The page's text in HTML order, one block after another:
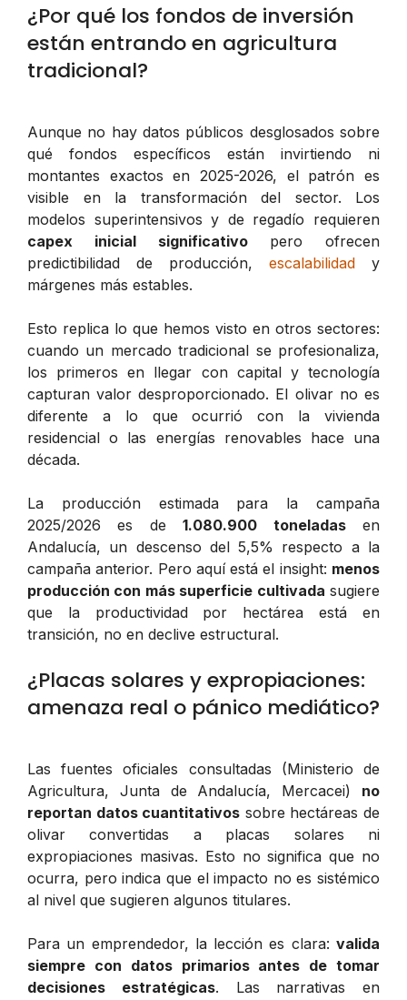
¿Por qué los fondos de inversión
están entrando en agricultura
tradicional?
Aunque no hay datos públicos desglosados sobre
qué fondos específicos están invirtiendo ni
montantes exactos en 2025-2026, el patrón es
visible en la transformación del sector. Los
modelos superintensivos y de regadío requieren
capex inicial significativopero ofrecen
predictibilidad de producción, escalabilidad y
márgenes más estables.
Esto replica lo que hemos visto en otros sectores:
cuando un mercado tradicional se profesionaliza,
los primeros en llegar con capital y tecnología
capturan valor desproporcionado. El olivar no es
diferente a lo que ocurrió con la vivienda
residencial o las energías renovables hace una
década.
La producción estimada para la campaña
2025/2026 es de1.080.900 toneladasen
Andalucía, un descenso del 5,5% respecto a la
campaña anterior. Pero aquí está el insight: menos
producción con más superficie cultivada sugiere
que la productividad por hectárea está en
transición, no en declive estructural.
¿Placas solares y expropiaciones:
amenaza real o pánico mediático?
Las fuentes oficiales consultadas (Ministerio de
Agricultura, Junta de Andalucía, Mercacei) no
reportan datos cuantitativos sobre hectáreas de
olivar convertidas a placas solares ni
expropiaciones masivas. Esto no significa que no
ocurra, pero indica que el impacto no es sistémico
al nivel que sugieren algunos titulares.
Para un emprendedor, la lección es clara: valida
siempre con datos primarios antes de tomar
decisiones estratégicas. Las narrativas en